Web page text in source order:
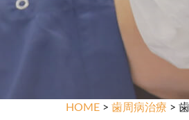
HOME> 歯周病治療 >